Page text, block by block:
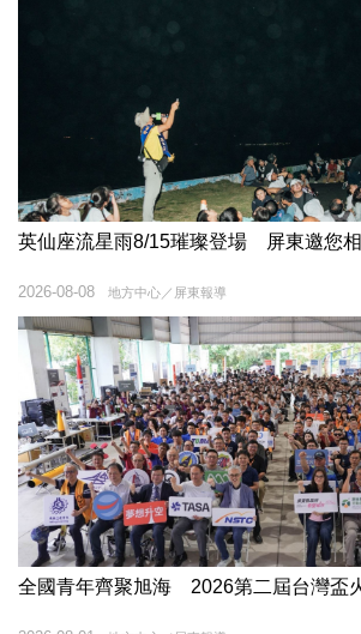
英仙座流星雨8/15璀璨登場 屏東邀您
地方中心／屏東報導
2026-08-08
全國青年齊聚旭海 2026第二屆台灣盃